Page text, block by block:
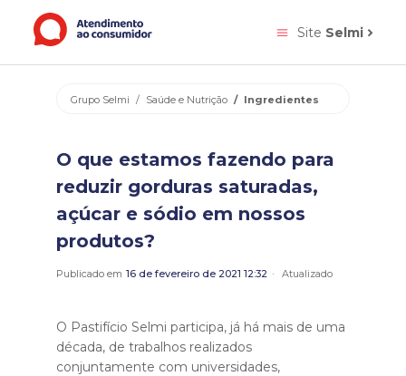
Site Selmi
Grupo Selmi Saúde e Nutrição Ingredientes
O que estamos fazendo para
reduzir gorduras saturadas,
açúcar e sódio em nossos
produtos?
Publicado em 16 de fevereiro de 2021 12:32 Atualizado
O Pastifício Selmi participa, já há mais de uma
década, de trabalhos realizados
conjuntamente com universidades,